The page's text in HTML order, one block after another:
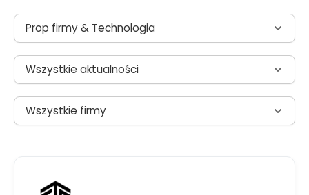
Prop firmy & Technologia
Wszystkie aktualności
Wszystkie firmy